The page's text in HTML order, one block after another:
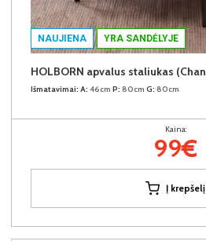
NAUJIENA YRA SANDĖLYJE
Išmatavimai: A: 46cm P: 80cm G: 80cm
Kaina:
99€
Į krepšelį